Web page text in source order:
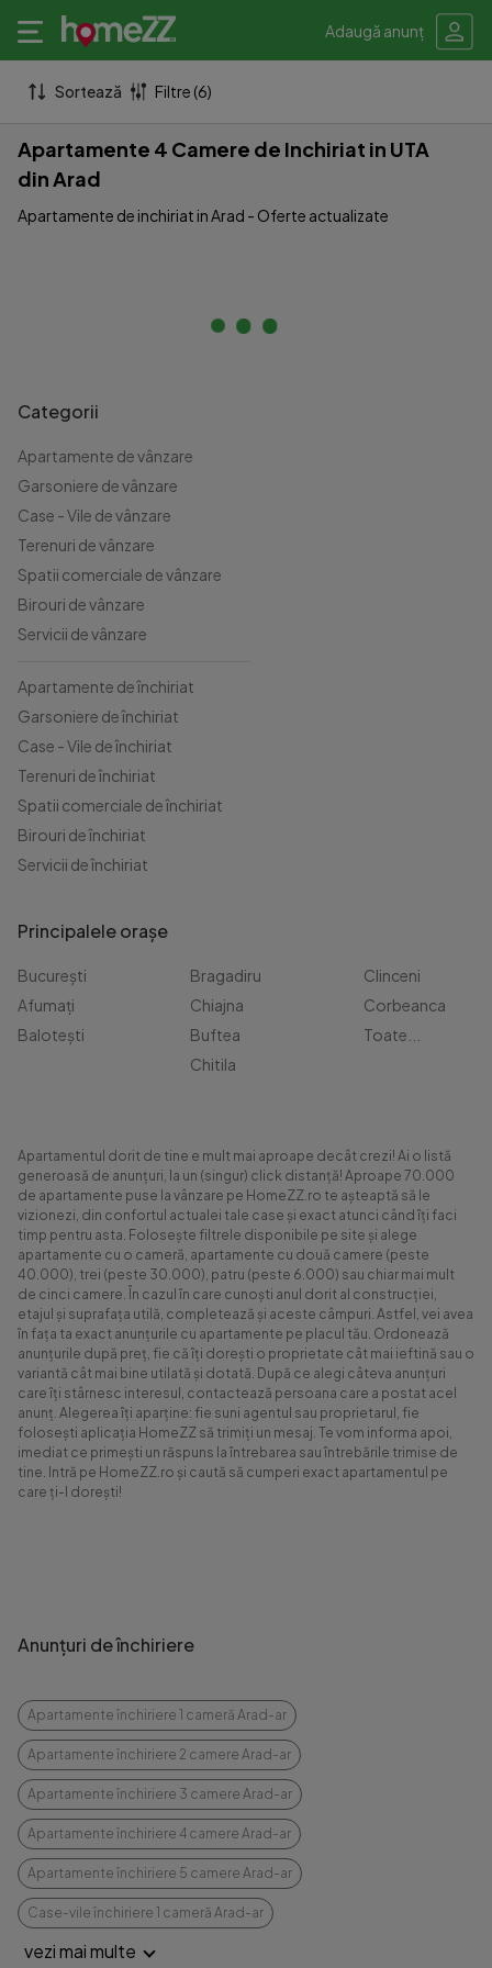
Adaugă anunț
Sortează Filtre (6)
Apartamente 4 Camere de Inchiriat in UTA
din Arad
Apartamente de inchiriat in Arad - Oferte actualizate
Categorii
Apartamente de vânzare
Garsoniere de vânzare
Case - Vile de vânzare
Terenuri de vânzare
Spatii comerciale de vânzare
Birouri de vânzare
Servicii de vânzare
Apartamente de închiriat
Garsoniere de închiriat
Case - Vile de închiriat
Terenuri de închiriat
Spatii comerciale de închiriat
Birouri de închiriat
Servicii de închiriat
Principalele orașe
București
Afumați
Balotești
Bragadiru
Chiajna
Buftea
Chitila
Clinceni
Corbeanca
Toate...
Apartamentul dorit de tine e mult mai aproape decât crezi! Ai o listă
generoasă de anunțuri, la un (singur) click distanță! Aproape 70.000
de apartamente puse la vânzare pe HomeZZ.ro te așteaptă să le
vizionezi, din confortul actualei tale case și exact atunci când îți faci
timp pentru asta. Folosește filtrele disponibile pe site și alege
apartamente cu o cameră, apartamente cu două camere (peste
40.000), trei (peste 30.000), patru (peste 6.000) sau chiar mai mult
de cinci camere. În cazul în care cunoști anul dorit al construcției,
etajul și suprafața utilă, completează și aceste câmpuri. Astfel, vei avea
în fața ta exact anunțurile cu apartamente pe placul tău. Ordonează
anunțurile după preț, fie că îți dorești o proprietate cât mai ieftină sau o
variantă cât mai bine utilată și dotată. După ce alegi câteva anunțuri
care îți stârnesc interesul, contactează persoana care a postat acel
anunț. Alegerea îți aparține: fie suni agentul sau proprietarul, fie
folosești aplicația HomeZZ să trimiți un mesaj. Te vom informa apoi,
imediat ce primești un răspuns la întrebarea sau întrebările trimise de
tine. Intră pe HomeZZ.ro și caută să cumperi exact apartamentul pe
care ți-l dorești!
Anunțuri de închiriere
Apartamente închiriere 1 cameră Arad-ar
Apartamente închiriere 2 camere Arad-ar
Apartamente închiriere 3 camere Arad-ar
Apartamente închiriere 4 camere Arad-ar
Apartamente închiriere 5 camere Arad-ar
Case-vile închiriere 1 cameră Arad-ar
vezi mai multe